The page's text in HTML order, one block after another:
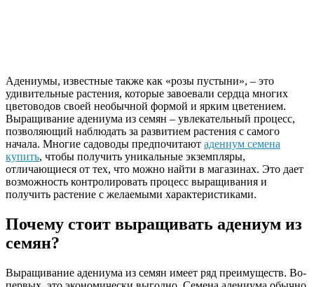
Адениумы, известные также как «розы пустыни», – это
удивительные растения, которые завоевали сердца многих
цветоводов своей необычной формой и ярким цветением.
Выращивание адениума из семян – увлекательный процесс,
позволяющий наблюдать за развитием растения с самого
начала. Многие садоводы предпочитают адениум семена
купить, чтобы получить уникальные экземпляры,
отличающиеся от тех, что можно найти в магазинах. Это дает
возможность контролировать процесс выращивания и
получить растение с желаемыми характеристиками.
Почему стоит выращивать адениум из
семян?
Выращивание адениума из семян имеет ряд преимуществ. Во-